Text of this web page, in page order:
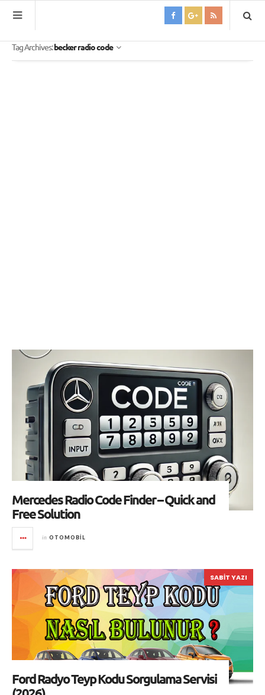
Tag Archives:becker radio code
Mercedes Radio Code Finder – Quick and
Free Solution
in OTOMOBIL
SABIT YAZI
Ford Radyo Teyp Kodu Sorgulama Servisi